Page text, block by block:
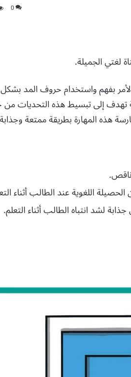
0
بفهم واستخدام حروف المد
تهدف إلى تبسيط هذه التحديات من
هذه المهارة بطريقة ممتعة
اللغوية عند الطالب أثناء
لشد انتباه الطالب أثناء التعلم.